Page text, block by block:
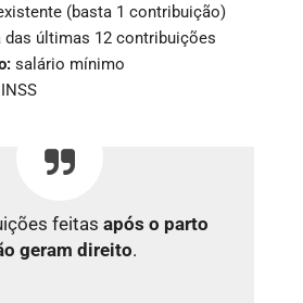
(basta 1 contribuição)
das últimas 12 contribuições
salário mínimo
INSS
feitas após o parto
geram direito.